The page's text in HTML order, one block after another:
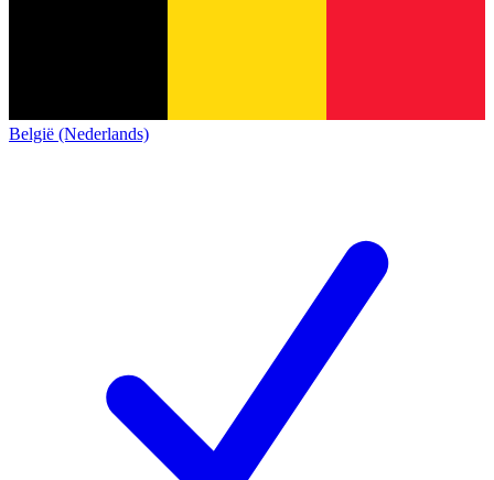
België (Nederlands)